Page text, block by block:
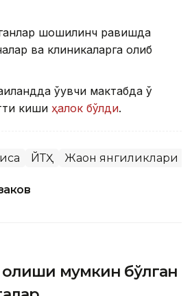
шошилинч равишда
ва клиникаларга олиб
ўқувчи мактабда ўқ
киши ҳалок бўлди.
ЙТҲ Жаҳон янгиликлари
қолиши мумкин бўлган